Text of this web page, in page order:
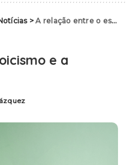
>A relação entre o estoicismo e a psicologia positiva
e a